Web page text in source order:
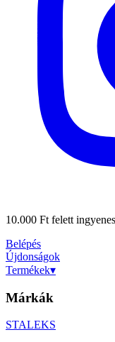
10.000 Ft felett
Belépés
Újdonságok
Termékek▾
Márkák
STALEKS